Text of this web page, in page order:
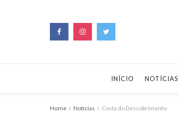
INÍCIO NOTÍCIAS
Home Notícias Costa do Descobrimento